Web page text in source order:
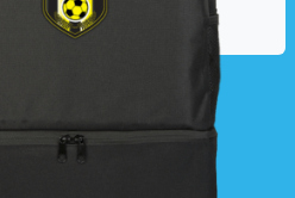
du club